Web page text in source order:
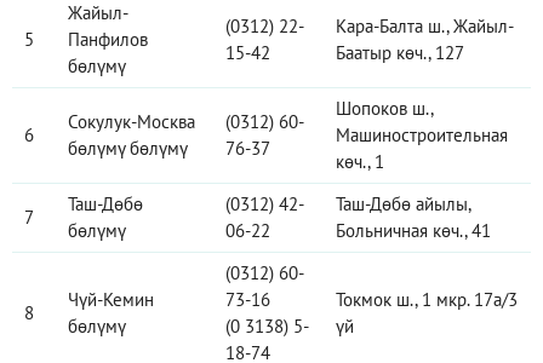
5
Жайыл-
Панфилов
бөлүмү
(0312) 22-
15-42
Кара-Балта ш., Жайыл-
Баатыр көч., 127
6
Сокулук-Москва
бөлүмү бөлүмү
(0312) 60-
76-37
Шопоков ш.,
Машиностроительная
көч., 1
7
Таш-Дөбө
бөлүмү
(0312) 42-
06-22
Таш-Дөбө айылы,
Больничная көч., 41
8
Чүй-Кемин
бөлүмү
(0312) 60-
73-16
(0 3138) 5-
18-74
Токмок ш., 1 мкр. 17а/3
үй